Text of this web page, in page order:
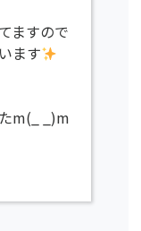
ますので
ます
m(_ _)m